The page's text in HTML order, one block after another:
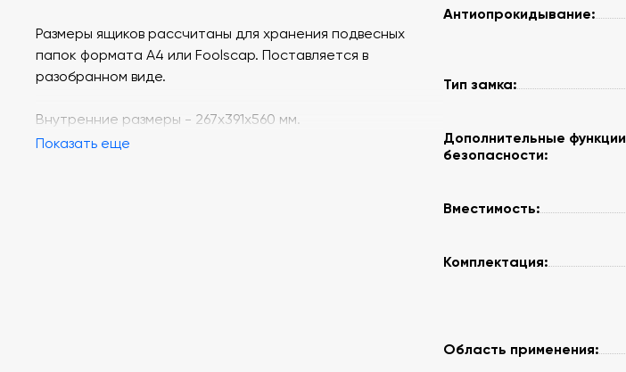
Размеры ящиков рассчитаны для хранения подвесных
папок формата А4 или Foolscap. Поставляется в
разобранном виде.
Внутренние размеры - 267x391x560 мм.
Показать еще
Антиопрокидывание:
Тип замка:
Дополнительные функции
безопасности:
Вместимость:
Комплектация:
Область применения: